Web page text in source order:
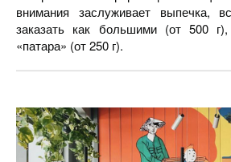
внимания заслуживает выпечка,
заказать как большими (от 500
«патара» (от 250 г).